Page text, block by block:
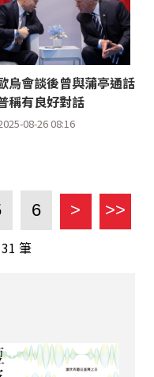
烏會談後曾與蒲亭通話
稱有良好對話
08-26 08:16
6 > >>
筆